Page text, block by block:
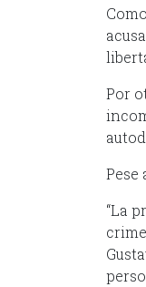
Por
Pese
“La